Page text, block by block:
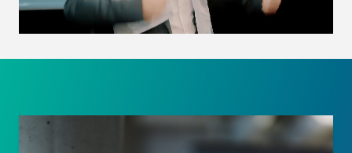
Empfehlungen auf
ProvenExpert.com